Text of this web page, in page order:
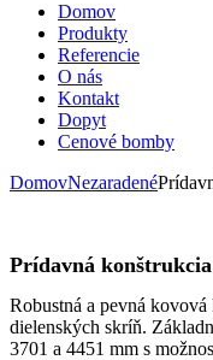
Domov
Produkty
Referencie
O nás
Kontakt
Dopyt
Cenové bomby
DomovNezaradené
Prídavná
Robustná a pevná kovová
dielenských skríň.
3701 a 4451 mm s